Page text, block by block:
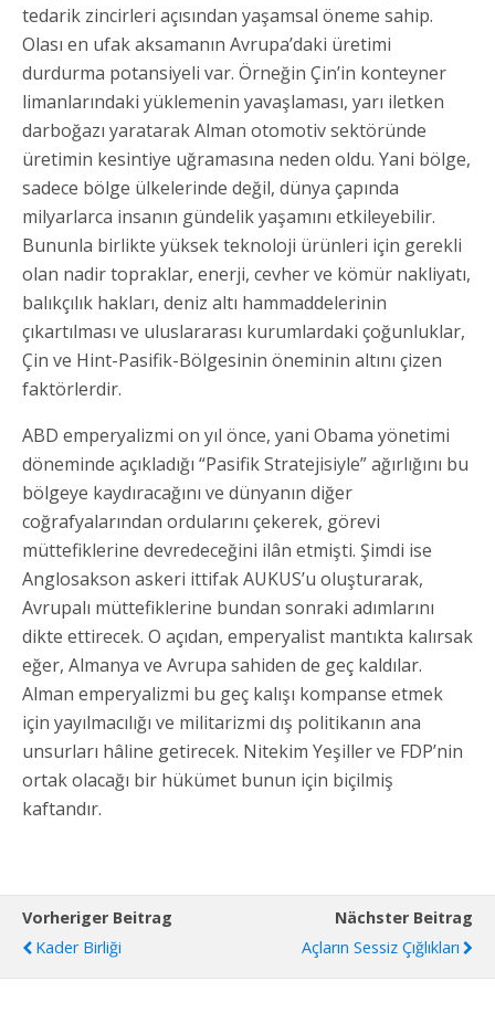
tedarik zincirleri açısından yaşamsal öneme sahip.
Olası en ufak aksamanın Avrupa’daki üretimi
durdurma potansiyeli var. Örneğin Çin’in konteyner
limanlarındaki yüklemenin yavaşlaması, yarı iletken
darboğazı yaratarak Alman otomotiv sektöründe
üretimin kesintiye uğramasına neden oldu. Yani bölge,
sadece bölge ülkelerinde değil, dünya çapında
milyarlarca insanın gündelik yaşamını etkileyebilir.
Bununla birlikte yüksek teknoloji ürünleri için gerekli
olan nadir topraklar, enerji, cevher ve kömür nakliyatı,
balıkçılık hakları, deniz altı hammaddelerinin
çıkartılması ve uluslararası kurumlardaki çoğunluklar,
Çin ve Hint-Pasifik-Bölgesinin öneminin altını çizen
faktörlerdir.
ABD emperyalizmi on yıl önce, yani Obama yönetimi
döneminde açıkladığı “Pasifik Stratejisiyle” ağırlığını bu
bölgeye kaydıracağını ve dünyanın diğer
coğrafyalarından ordularını çekerek, görevi
müttefiklerine devredeceğini ilân etmişti. Şimdi ise
Anglosakson askeri ittifak AUKUS’u oluşturarak,
Avrupalı müttefiklerine bundan sonraki adımlarını
dikte ettirecek. O açıdan, emperyalist mantıkta kalırsak
eğer, Almanya ve Avrupa sahiden de geç kaldılar.
Alman emperyalizmi bu geç kalışı kompanse etmek
için yayılmacılığı ve militarizmi dış politikanın ana
unsurları hâline getirecek. Nitekim Yeşiller ve FDP’nin
ortak olacağı bir hükümet bunun için biçilmiş
kaftandır.
Vorheriger Beitrag
Kader Birliği
Nächster Beitrag
Açların Sessiz Çığlıkları